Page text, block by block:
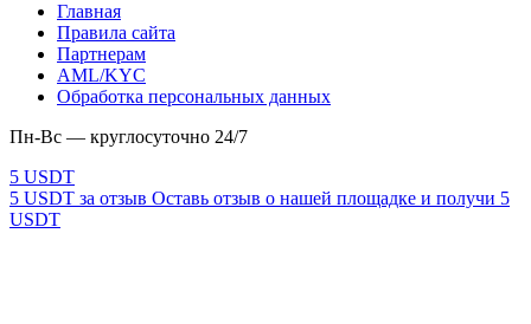
Главная
Правила сайта
Партнерам
AML/KYC
Обработка персональных данных
Пн-Вс — круглосуточно 24/7
5 USDT за отзыв Оставь отзыв о нашей площадке и получи 5
USDT